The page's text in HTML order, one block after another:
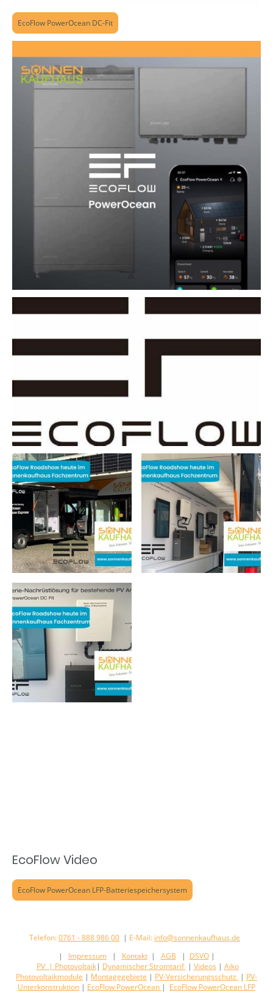
EcoFlow PowerOcean DC-Fit
EcoFlow Video
EcoFlow PowerOcean LFP-Batteriespeichersystem
Telefon:0761 - 888 986 00 | E-Mail: info@sonnenkaufhaus.de
| Impressum| Kontakt| AGB | DSVO|
PV | Photovoltaik| Dynamischer Stromtarif | Videos | Aiko
Photovoltaikmodule | Montagegebiete | PV-Versicherungsschutz | PV-
Unterkonstruktion | EcoFlow PowerOcean | EcoFlow PowerOcean LFP